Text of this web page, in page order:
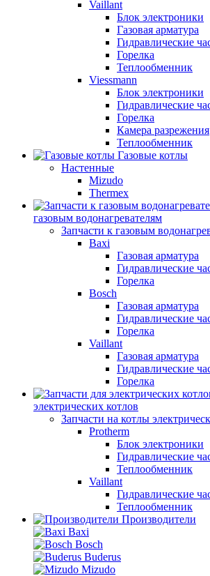
Vaillant
Блок электроники
Газовая арматура
Гидравлические
Горелка
Теплообменник
Viessmann
Блок электроники
Гидравлические
Горелка
Камера разрежения
Теплообменник
Газовые котлы
Настенные
Mizudo
Thermex
газовым водонагревателям
Запчасти к газовым
Baxi
Газовая арматура
Гидравлические
Горелка
Bosch
Газовая арматура
Гидравлические
Горелка
Vaillant
Газовая арматура
Гидравлические
Горелка
электрических котлов
Запчасти на котлы
Protherm
Блок электроники
Гидравлические
Теплообменник
Vaillant
Гидравлические
Теплообменник
Производители
Baxi
Bosch
Buderus
Mizudo